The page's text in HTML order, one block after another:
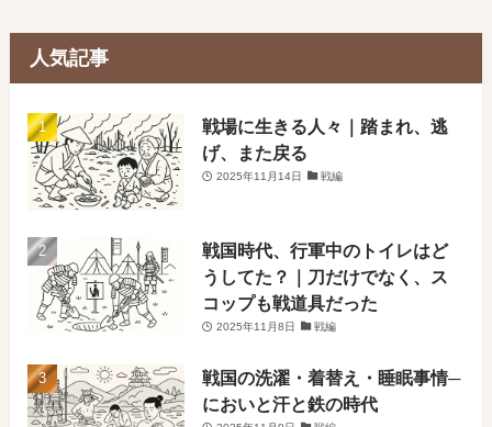
人気記事
戦場に生きる人々｜踏まれ、逃
げ、また戻る
2025年11月14日 戦編
戦国時代、行軍中のトイレはど
うしてた？｜刀だけでなく、ス
コップも戦道具だった
2025年11月8日 戦編
戦国の洗濯・着替え・睡眠事情─
においと汗と鉄の時代